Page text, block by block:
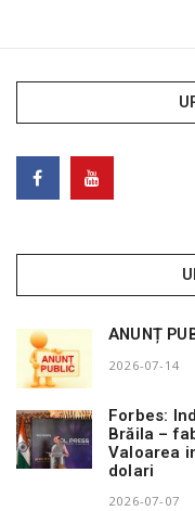
ANUNȚ
2026-07-14
Forbes:
Brăila –
Valoarea
dolari
2026-07-07